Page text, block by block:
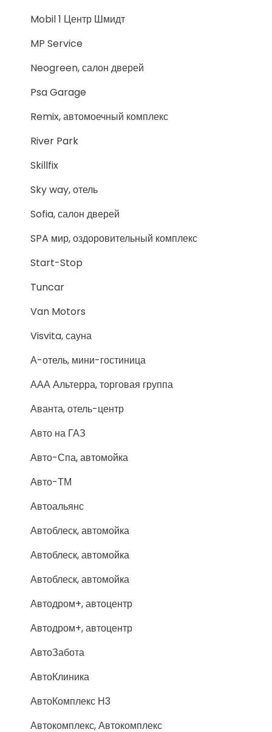
Mobil 1 Центр Шмидт
MP Service
Neogreen, салон дверей
Psa Garage
Remix, автомоечный комплекс
River Park
Skillfix
Sky way, отель
Sofia, салон дверей
SPA мир, оздоровительный комплекс
Start-Stop
Tuncar
Van Motors
Visvita, сауна
А-отель, мини-гостиница
ААА Альтерра, торговая группа
Аванта, отель-центр
Авто на ГАЗ
Авто-Спа, автомойка
Авто-ТМ
Автоальянс
Автоблеск, автомойка
Автоблеск, автомойка
Автоблеск, автомойка
Автодром+, автоцентр
Автодром+, автоцентр
АвтоЗабота
АвтоКлиника
АвтоКомплекс Н3
Автокомплекс, Автокомплекс